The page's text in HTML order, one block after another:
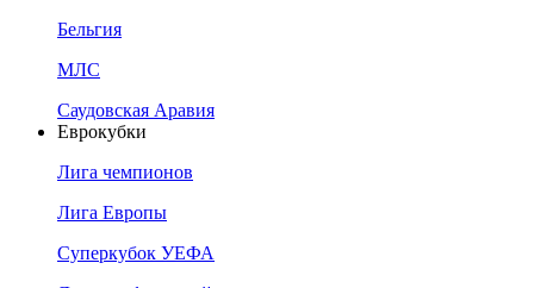
Бельгия
МЛС
Саудовская Аравия
Еврокубки
Лига чемпионов
Лига Европы
Суперкубок УЕФА